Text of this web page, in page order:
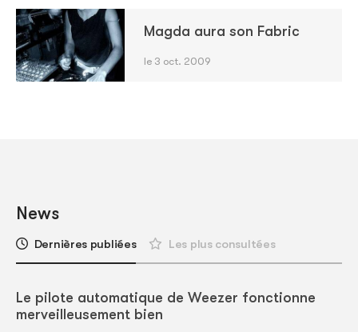
Magda aura son Fabric
le 3 oct. 2009
News
Dernières publiées Les plus consultées
Le pilote automatique de Weezer fonctionne
merveilleusement bien